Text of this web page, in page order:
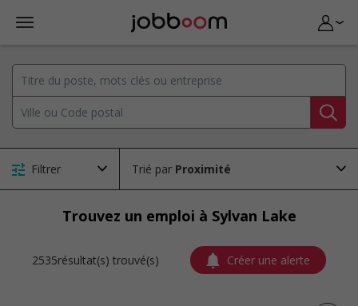
Filtrer Trié par
Trouvez un emploi à Sylvan Lake
2535résultat(s) trouvé(s) Créer une alerte